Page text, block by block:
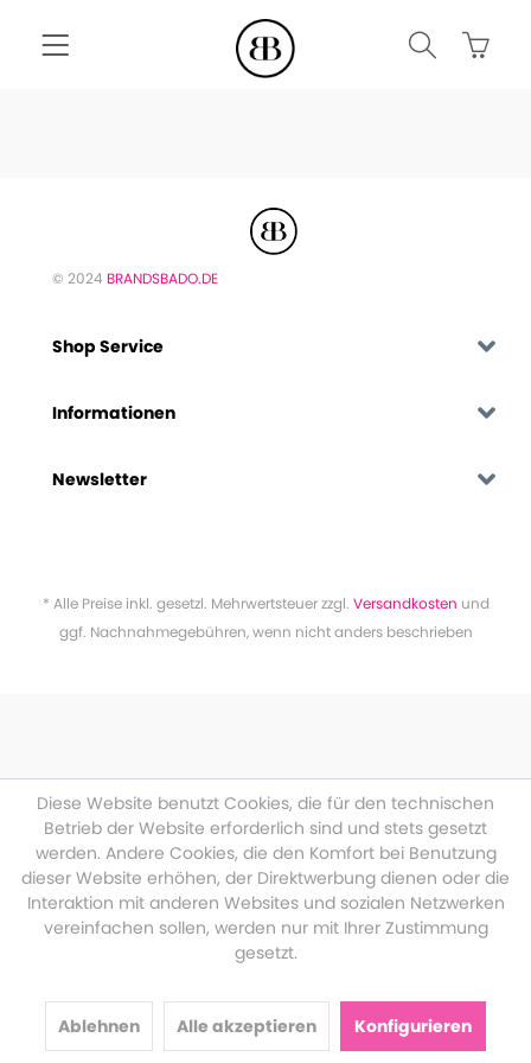
© 2024 BRANDSBADO.DE
Shop Service
Informationen
Newsletter
* Alle Preise inkl. gesetzl. Mehrwertsteuer zzgl. Versandkosten und
ggf. Nachnahmegebühren, wenn nicht anders beschrieben
Diese Website benutzt Cookies, die für den technischen
Betrieb der Website erforderlich sind und stets gesetzt
werden. Andere Cookies, die den Komfort bei Benutzung
dieser Website erhöhen, der Direktwerbung dienen oder die
Interaktion mit anderen Websites und sozialen Netzwerken
vereinfachen sollen, werden nur mit Ihrer Zustimmung
gesetzt.
Ablehnen Alle akzeptieren Konfigurieren